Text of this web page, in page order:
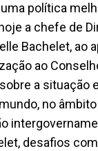
política
a chefe de
Bachelet, ao
ao
a situação
no
desafios